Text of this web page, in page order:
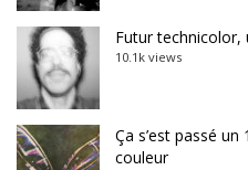
Futur technicolor,
10.1k views
Ça s’est passé
couleur